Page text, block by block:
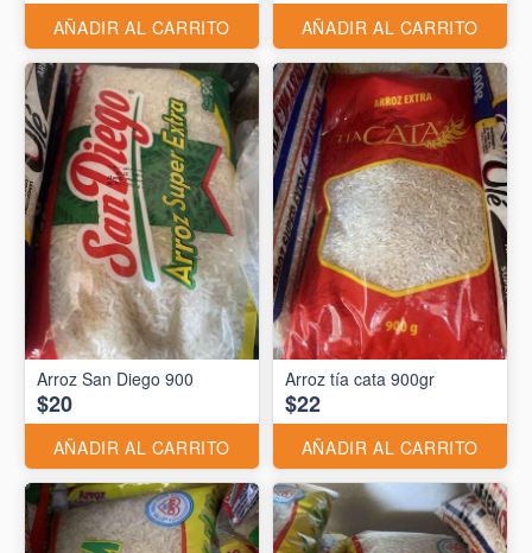
AÑADIR AL CARRITO AÑADIR AL CARRITO
Arroz San Diego 900
$20
AÑADIR AL CARRITO
Arroz tía cata 900gr
$22
AÑADIR AL CARRITO